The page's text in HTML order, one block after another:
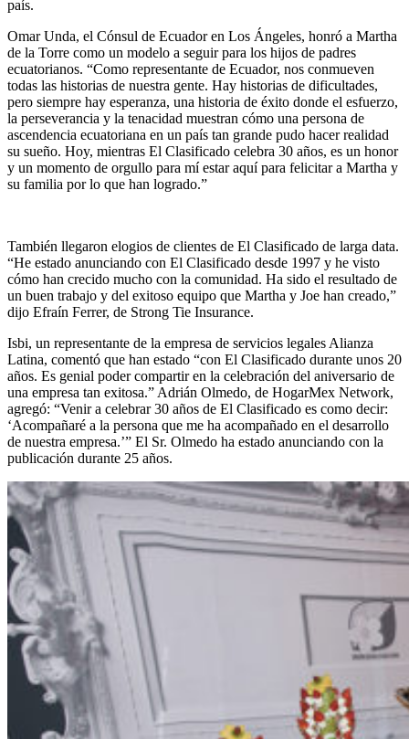
país.
Omar Unda, el Cónsul de Ecuador en Los Ángeles, honró a Martha
de la Torre como un modelo a seguir para los hijos de padres
ecuatorianos. “Como representante de Ecuador, nos conmueven
todas las historias de nuestra gente. Hay historias de dificultades,
pero siempre hay esperanza, una historia de éxito donde el esfuerzo,
la perseverancia y la tenacidad muestran cómo una persona de
ascendencia ecuatoriana en un país tan grande pudo hacer realidad
su sueño. Hoy, mientras El Clasificado celebra 30 años, es un honor
y un momento de orgullo para mí estar aquí para felicitar a Martha y
su familia por lo que han logrado.”
También llegaron elogios de clientes de El Clasificado de larga data.
“He estado anunciando con El Clasificado desde 1997 y he visto
cómo han crecido mucho con la comunidad. Ha sido el resultado de
un buen trabajo y del exitoso equipo que Martha y Joe han creado,”
dijo Efraín Ferrer, de Strong Tie Insurance.
Isbi, un representante de la empresa de servicios legales Alianza
Latina, comentó que han estado “con El Clasificado durante unos 20
años. Es genial poder compartir en la celebración del aniversario de
una empresa tan exitosa.” Adrián Olmedo, de HogarMex Network,
agregó: “Venir a celebrar 30 años de El Clasificado es como decir:
‘Acompañaré a la persona que me ha acompañado en el desarrollo
de nuestra empresa.’” El Sr. Olmedo ha estado anunciando con la
publicación durante 25 años.